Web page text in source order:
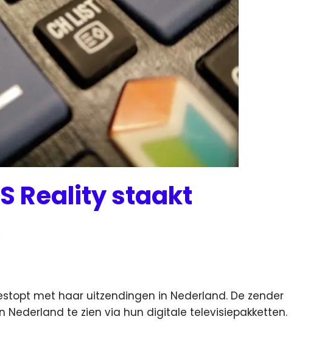
Reality staakt
met haar uitzendingen in Nederland. De zender
Nederland te zien via hun digitale televisiepakketten.